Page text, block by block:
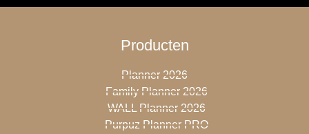
Producten
Planner 2026
Family Planner 2026
WALL Planner 2026
Purpuz Planner PRO